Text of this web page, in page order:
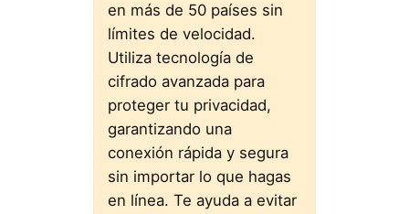
en más de 50 países sin
límites de velocidad.
Utiliza tecnología de
cifrado avanzada para
proteger tu privacidad,
garantizando una
conexión rápida y segura
sin importar lo que hagas
en línea. Te ayuda a evitar